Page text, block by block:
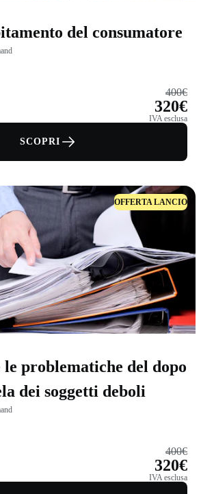
del consumatore
400€
320€
IVA esclusa
SCOPRI
OFFERTA LANCIO
le problematiche del dopo
dei soggetti deboli
400€
320€
IVA esclusa